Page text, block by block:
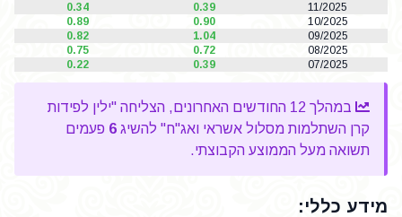
11/2025
0.39
0.34
10/2025
0.90
0.89
09/2025
1.04
0.82
08/2025
0.72
0.75
07/2025
0.39
0.22
במהלך 12 החודשים האחרונים, הצליחה "ילין לפידות
קרן השתלמות מסלול אשראי ואג"ח" להשיג 6 פעמים
תשואה מעל הממוצע הקבוצתי.
מידע כללי: